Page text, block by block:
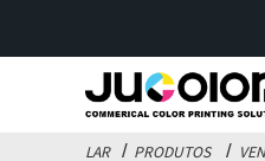
LAR PRODUTOS